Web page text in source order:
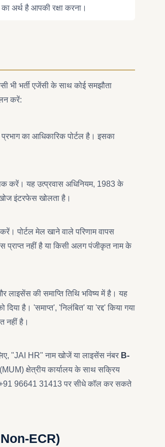
अर्थ है आपकी रक्षा करना।
भी भर्ती एजेंसी के साथ कोई समझौता
करें:
का आधिकारिक पोर्टल है। इसका
करें। यह उत्प्रवास अधिनियम, 1983 के
इंटरफेस खोलता है।
पोर्टल मेल खाने वाले परिणाम वापस
प्राप्त नहीं है या किसी अलग पंजीकृत नाम के
लाइसेंस की समाप्ति तिथि भविष्य में है। यह
है। 'समाप्त', 'निलंबित' या 'रद्द' किया गया
नहीं है।
"JAI HR" नाम खोजें या लाइसेंस नंबर B-
क्षेत्रीय कार्यालय के साथ सक्रिय
+91 96641 31413 पर सीधे कॉल कर सकते
Non-ECR)